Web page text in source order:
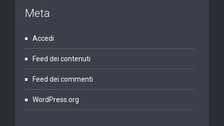
Meta
Accedi
Feed dei contenuti
Feed dei commenti
WordPress.org